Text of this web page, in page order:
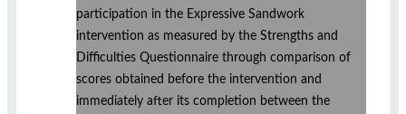
participation in the Expressive Sandwork
intervention as measured by the Strengths and
Difficulties Questionnaire through comparison of
scores obtained before the intervention and
immediately after its completion between the